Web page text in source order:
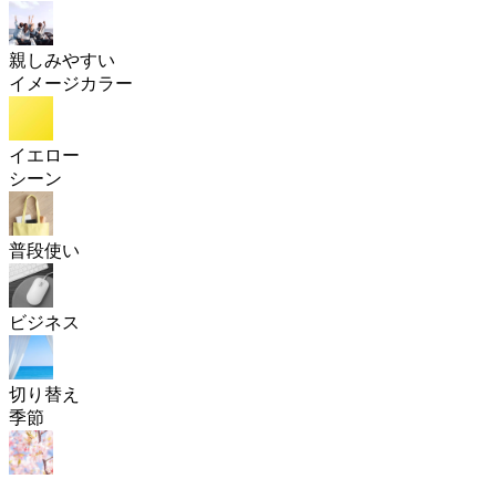
親しみやすい
イメージカラー
イエロー
シーン
普段使い
ビジネス
切り替え
季節